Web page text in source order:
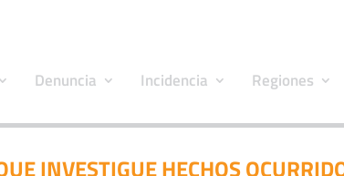
Denuncia Incidencia Regiones
INVESTIGUE HECHOS